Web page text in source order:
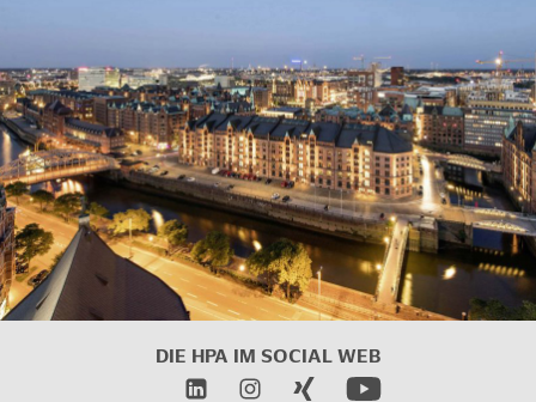
DIE HPA IM SOCIAL WEB